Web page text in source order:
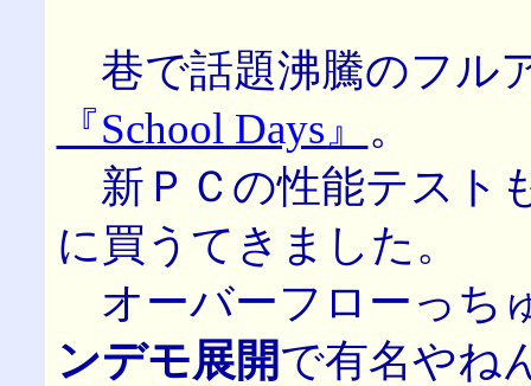
巷で話題沸騰のフル
『School Days』 。
新ＰＣの性能テスト
に買うてきました。
オーバーフローっち
ンデモ展開で有名やね